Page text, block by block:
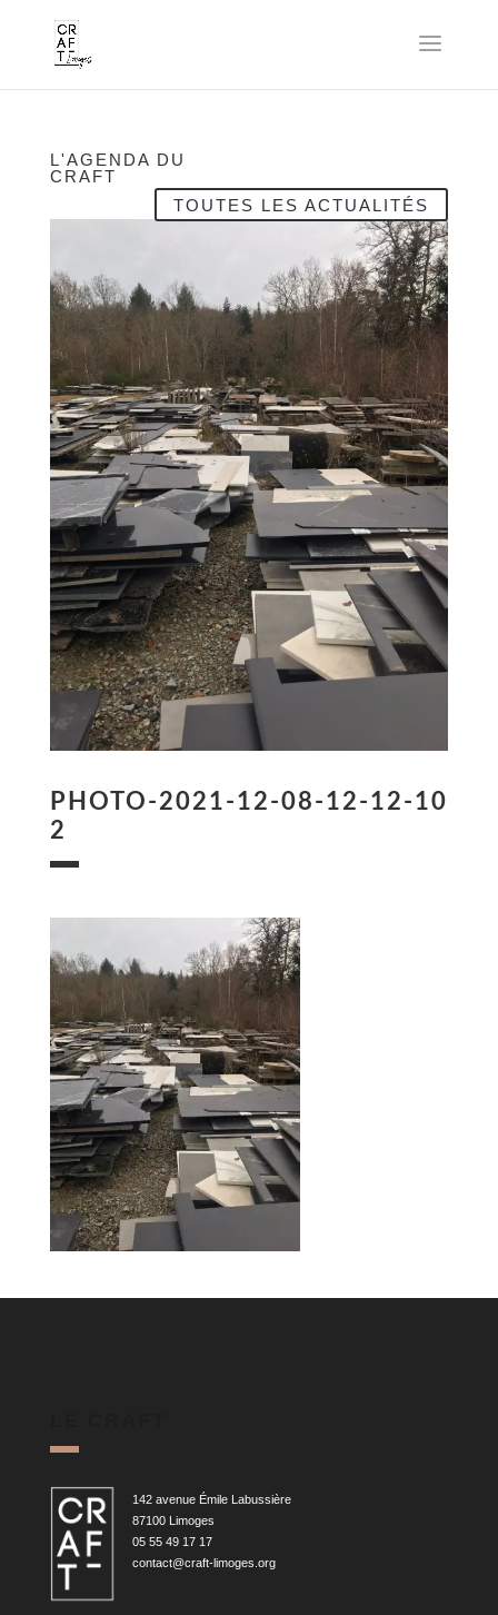
L'AGENDA DU
CRAFT
TOUTES LES ACTUALITÉS
PHOTO-2021-12-08-12-12-10
2
142 avenue Émile Labussière
87100 Limoges
05 55 49 17 17
contact@craft-limoges.org